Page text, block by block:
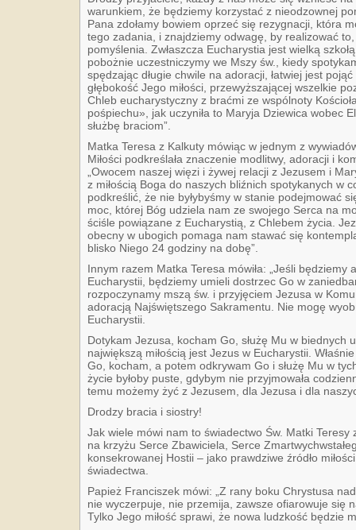
warunkiem, że będziemy korzystać z nieodzownej
Pana zdołamy bowiem oprzeć się rezygnacji, która
tego zadania, i znajdziemy odwagę, by realizować
pomyślenia. Zwłaszcza Eucharystia jest wielką
pobożnie uczestniczymy we Mszy św., kiedy
spędzając długie chwile na adoracji, łatwiej jest
głębokość Jego miłości, przewyższającej wszelkie
Chleb eucharystyczny z braćmi ze wspólnoty
pośpiechu», jak uczyniła to Maryja Dziewica wobec
służbę braciom”.
Matka Teresa z Kalkuty mówiąc w jednym z
Miłości podkreślała znaczenie modlitwy, adoracji i
„Owocem naszej więzi i żywej relacji z Jezusem i
z miłością Boga do naszych bliźnich spotykanych w
podkreślić, że nie byłybyśmy w stanie podejmować
moc, której Bóg udziela nam ze swojego Serca na
ściśle powiązane z Eucharystią, z Chlebem życia.
obecny w ubogich pomaga nam stawać się
blisko Niego 24 godziny na dobę”.
Innym razem Matka Teresa mówiła: „Jeśli
Eucharystii, będziemy umieli dostrzec Go w
rozpoczynamy mszą św. i przyjęciem Jezusa w
adoracją Najświętszego Sakramentu. Nie mogę
Eucharystii.
Dotykam Jezusa, kocham Go, służę Mu w biednych
największą miłością jest Jezus w Eucharystii.
Go, kocham, a potem odkrywam Go i służę Mu w
życie byłoby puste, gdybym nie przyjmowała
temu możemy żyć z Jezusem, dla Jezusa i dla
Drodzy bracia i siostry!
Jak wiele mówi nam to świadectwo Św. Matki
na krzyżu Serce Zbawiciela, Serce
konsekrowanej Hostii – jako prawdziwe źródło
świadectwa.
Papież Franciszek mówi: „Z rany boku Chrystusa
nie wyczerpuje, nie przemija, zawsze ofiarowuje się
Tylko Jego miłość sprawi, że nowa ludzkość będzie